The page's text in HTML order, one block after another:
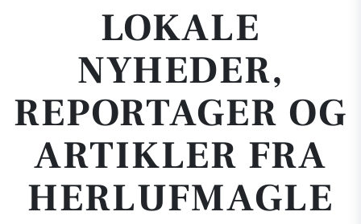
LOKALE
NYHEDER,
REPORTAGER OG
ARTIKLER FRA
HERLUFMAGLE